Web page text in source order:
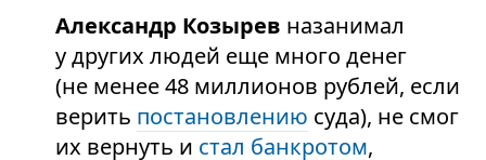
Александр Козырев назанимал
у других людей еще много денег
(не менее 48 миллионов рублей, если
верить постановлению суда), не смог
их вернуть и стал банкротом,